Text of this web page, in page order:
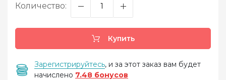
Количество:
Купить
Зарегистрируйтесь, и за этот заказ вам будет
начислено 7.48 бонусов